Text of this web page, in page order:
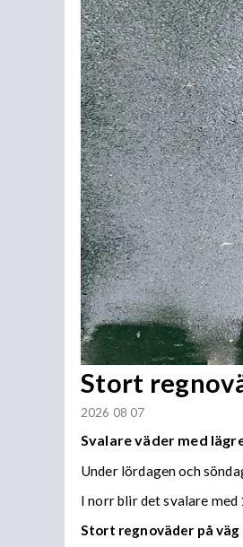
Stort
2026 08 07
Svalare väder med
Under lördagen och
I norr blir det svalare med
Stort regnoväder på väg